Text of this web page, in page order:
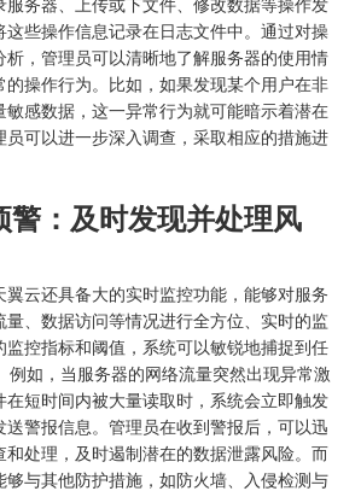
服务器、上传或下文件、修改数据等操作发
这些操作信息记录在日志文件中。通过对操
析，管理员可以清晰地了解服务器的使用情
的操作行为。比如，如果发现某个用户在非
敏感数据，这一异常行为就可能暗示着潜在
员可以进一步深入调查，采取相应的措施进
警：及时发现并处理风
翼云还具备大的实时监控功能，能够对服务
量、数据访问等情况进行全方位、实时的监
监控指标和阈值，系统可以敏锐地捕捉到任
例如，当服务器的网络流量突然出现异常激
在短时间内被大量读取时，系统会立即触发
送警报信息。管理员在收到警报后，可以迅
处理，及时遏制潜在的数据泄露风险。而
够与其他防护措施，如防火墙、入侵检测与